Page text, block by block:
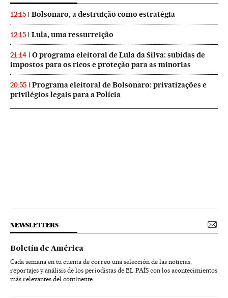
12:15 Bolsonaro, a destruição como estratégia
12:15 Lula, uma ressurreição
21:14
O programa eleitoral de Lula da Silva: subidas de
impostos para os ricos e proteção para as minorias
20:55
Programa eleitoral de Bolsonaro: privatizações e
privilégios legais para a Polícia
NEWSLETTERS
Boletín de América
Cada semana en tu cuenta de correo una selección de las noticias,
reportajes y análisis de los periodistas de EL PAÍS con los acontecimientos
más relevantes del continente.